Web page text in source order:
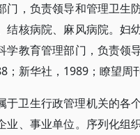
，负责领导和管理卫生
核病院、麻风病院。妇
教育管理部门，负责领
新华社，1989；瞭望周
卫生行政管理机关的各
、事业单位。序列化组